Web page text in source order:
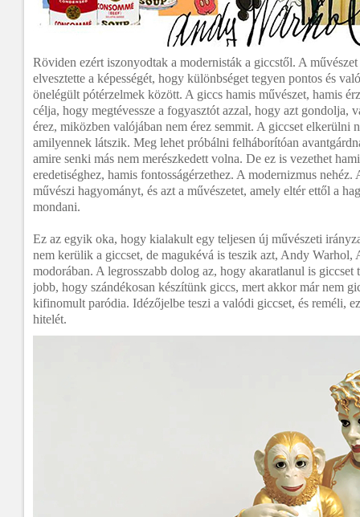
Röviden ezért iszonyodtak a modernisták a giccstől. A művészet
elvesztette a képességét, hogy különbséget tegyen pontos és
önelégült pótérzelmek között. A giccs hamis művészet, hamis
célja, hogy megtévessze a fogyasztót azzal, hogy azt gondolja,
érez, miközben valójában nem érez semmit. A giccset elkerülni
amilyennek látszik. Meg lehet próbálni felháborítóan
amire senki más nem merészkedett volna. De ez is vezethet
eredetiséghez, hamis fontosságérzethez. A modernizmus
művészi hagyományt, és azt a művészetet, amely eltér ettől a
mondani.
Ez az egyik oka, hogy kialakult egy teljesen új művészeti
nem kerülik a giccset, de magukévá is teszik azt, Andy Warhol,
modorában. A legrosszabb dolog az, hogy akaratlanul is
jobb, hogy szándékosan készítünk giccs, mert akkor már nem
kifinomult paródia. Idézőjelbe teszi a valódi giccset, és reméli,
hitelét.